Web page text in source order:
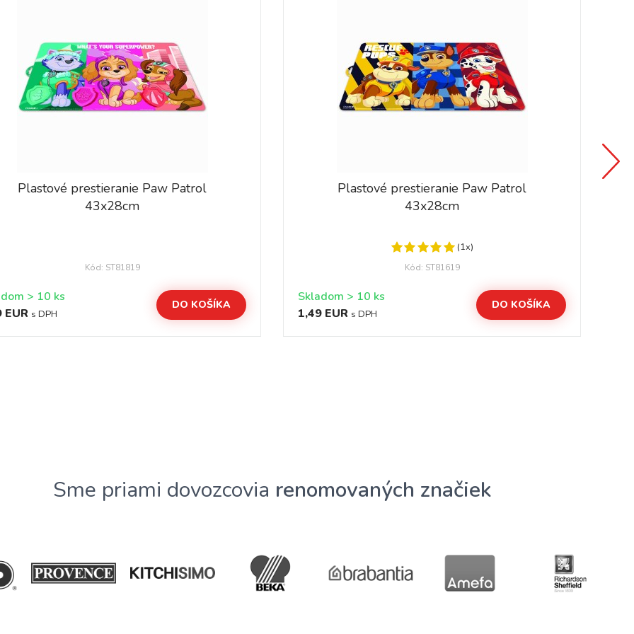
Plastové prestieranie Paw Patrol
43x28cm
Kód: ST81819
Skladom > 10 ks
EUR s DPH
DO KOŠÍKA
Plastové prestieranie Paw Patrol
43x28cm
(1x)
Kód: ST81619
Skladom > 10 ks
1,49 EUR s DPH
DO KOŠÍKA
Sme priami dovozcovia renomovaných značiek